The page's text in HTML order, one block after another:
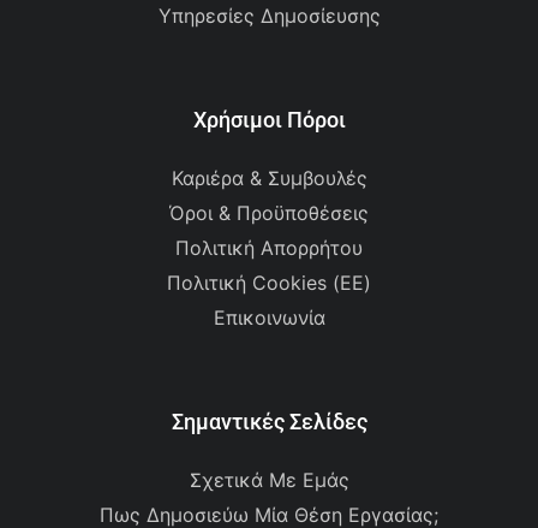
Υπηρεσίες Δημοσίευσης
Χρήσιμοι Πόροι
Καριέρα & Συμβουλές
Όροι & Προϋποθέσεις
Πολιτική Απορρήτου
Πολιτική Cookies (ΕΕ)
Επικοινωνία
Σημαντικές Σελίδες
Σχετικά Με Εμάς
Πως Δημοσιεύω Μία Θέση Εργασίας;